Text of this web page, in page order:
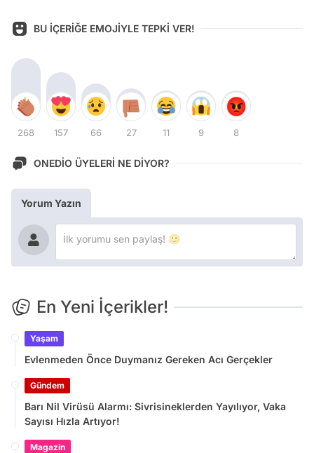
BU İÇERİĞE EMOJİYLE TEPKİ VER!
268 157 66 27 11 9 8
ONEDİO ÜYELERİ NE DİYOR?
Yorum Yazın
En Yeni İçerikler!
Yaşam
Evlenmeden Önce Duymanız Gereken Acı Gerçekler
Gündem
Barı Nil Virüsü Alarmı: Sivrisineklerden Yayılıyor, Vaka
Sayısı Hızla Artıyor!
Magazin